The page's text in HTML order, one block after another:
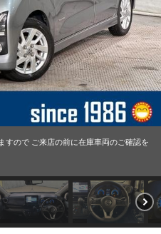
すので ご来店の前に在庫車両のご確認を